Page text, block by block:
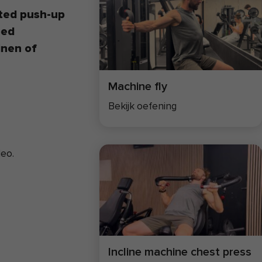
push-up
of
Machine fly
Bekijk oefening
Incline machine chest press